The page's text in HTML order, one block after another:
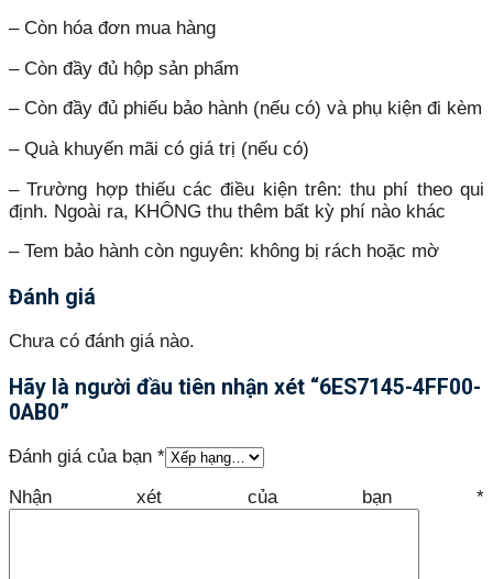
– Còn hóa đơn mua hàng
– Còn đầy đủ hộp sản phẩm
– Còn đầy đủ phiếu bảo hành (nếu có) và phụ kiện đi kèm
– Quà khuyến mãi có giá trị (nếu có)
– Trường hợp thiếu các điều kiện trên: thu phí theo qui
định. Ngoài ra, KHÔNG thu thêm bất kỳ phí nào khác
– Tem bảo hành còn nguyên: không bị rách hoặc mờ
Đánh giá
Chưa có đánh giá nào.
Hãy là người đầu tiên nhận xét “6ES7145-4FF00-
0AB0”
Đánh giá của bạn *
Nhận xét của bạn *